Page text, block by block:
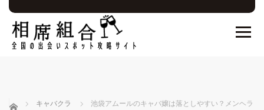
ホーム キャバクラ
池袋アムールのキャバ嬢は落としやすい？メンヘラ